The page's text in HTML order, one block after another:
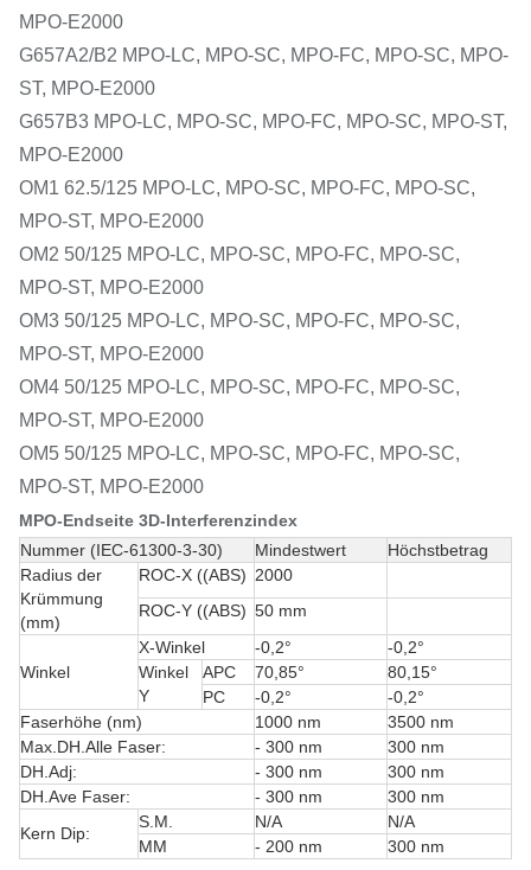
MPO-E2000
G657A2/B2 MPO-LC, MPO-SC, MPO-FC, MPO-SC, MPO-
ST, MPO-E2000
G657B3 MPO-LC, MPO-SC, MPO-FC, MPO-SC, MPO-ST,
MPO-E2000
OM1 62.5/125 MPO-LC, MPO-SC, MPO-FC, MPO-SC,
MPO-ST, MPO-E2000
OM2 50/125 MPO-LC, MPO-SC, MPO-FC, MPO-SC,
MPO-ST, MPO-E2000
OM3 50/125 MPO-LC, MPO-SC, MPO-FC, MPO-SC,
MPO-ST, MPO-E2000
OM4 50/125 MPO-LC, MPO-SC, MPO-FC, MPO-SC,
MPO-ST, MPO-E2000
OM5 50/125 MPO-LC, MPO-SC, MPO-FC, MPO-SC,
MPO-ST, MPO-E2000
MPO-Endseite 3D-Interferenzindex
Nummer (IEC-61300-3-30)
Mindestwert
Höchstbetrag
Radius der
Krümmung
(mm)
ROC-X ((ABS) 2000
ROC-Y ((ABS) 50 mm
Winkel
X-Winkel -0,2°
-0,2°
Winkel
Y
APC 70,85°
80,15°
PC
-0,2°
-0,2°
Faserhöhe (nm)
1000 nm
3500 nm
Max.DH.Alle Faser:
- 300 nm
300 nm
DH.Adj:
- 300 nm
300 nm
DH.Ave Faser:
- 300 nm
300 nm
Kern Dip:
S.M. N/A
N/A
MM
- 200 nm
300 nm